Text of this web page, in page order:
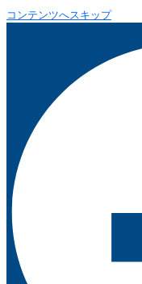
コンテンツへスキップ